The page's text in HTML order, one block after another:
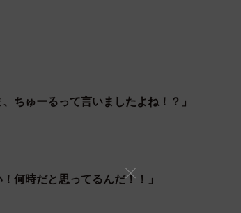
しづかみにしたちゅーいちゃん。お名前の由
うことで、原作コミック『キャプテンマーベ
ちゅーるって言いましたよね！？」
何時だと思ってるんだ！！」